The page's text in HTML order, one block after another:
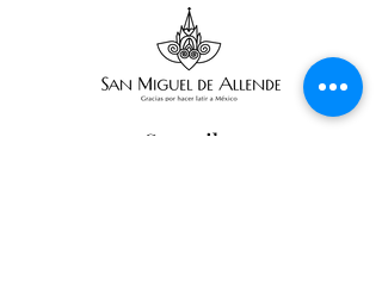
Suscribe